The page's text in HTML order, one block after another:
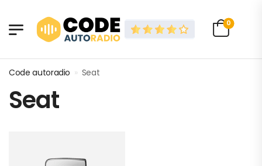
0
Code autoradio » Seat
Seat